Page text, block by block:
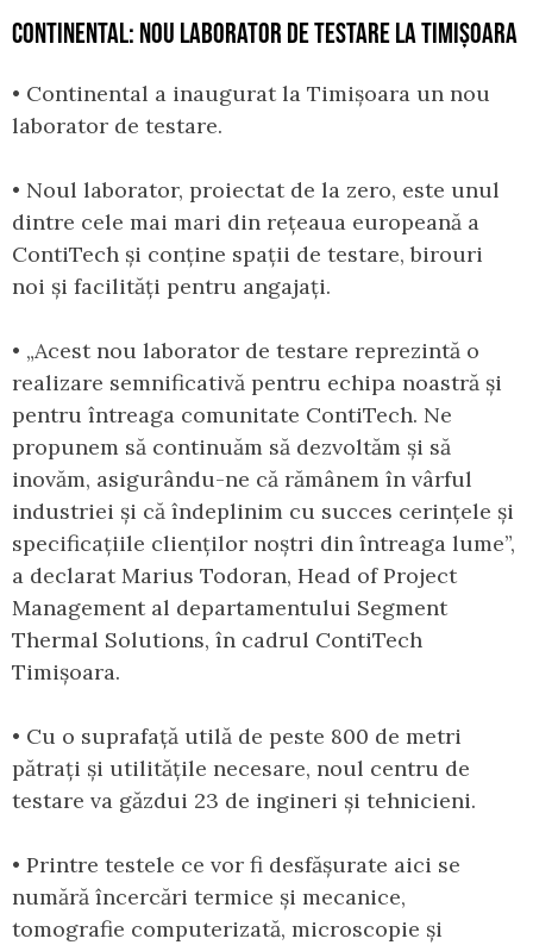
CONTINENTAL: NOU LABORATOR DE TESTARE LA TIMIȘOARA
• Continental a inaugurat la Timișoara un nou
laborator de testare.
• Noul laborator, proiectat de la zero, este unul
dintre cele mai mari din rețeaua europeană a
ContiTech și conține spații de testare, birouri
noi și facilități pentru angajați.
• „Acest nou laborator de testare reprezintă o
realizare semnificativă pentru echipa noastră și
pentru întreaga comunitate ContiTech. Ne
propunem să continuăm să dezvoltăm și să
inovăm, asigurându-ne că rămânem în vârful
industriei și că îndeplinim cu succes cerințele și
specificațiile clienților noștri din întreaga lume”,
a declarat Marius Todoran, Head of Project
Management al departamentului Segment
Thermal Solutions, în cadrul ContiTech
Timișoara.
• Cu o suprafață utilă de peste 800 de metri
pătrați și utilitățile necesare, noul centru de
testare va găzdui 23 de ingineri și tehnicieni.
• Printre testele ce vor fi desfășurate aici se
numără încercări termice și mecanice,
tomografie computerizată, microscopie și